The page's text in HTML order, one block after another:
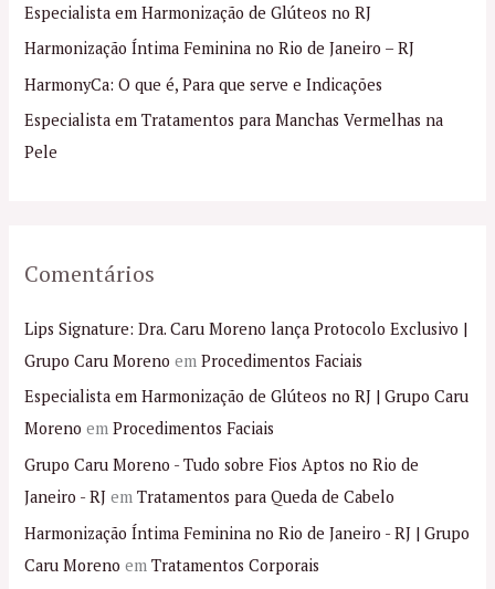
a
r
p
o
r
Especialista em Harmonização de Glúteos no RJ
Harmonização Íntima Feminina no Rio de Janeiro – RJ
HarmonyCa: O que é, Para que serve e Indicações
Especialista em Tratamentos para Manchas Vermelhas na
Pele
Comentários
Lips Signature: Dra. Caru Moreno lança Protocolo Exclusivo |
Grupo Caru Moreno emProcedimentos Faciais
Especialista em Harmonização de Glúteos no RJ | Grupo Caru
Moreno emProcedimentos Faciais
Grupo Caru Moreno - Tudo sobre Fios Aptos no Rio de
Janeiro - RJ emTratamentos para Queda de Cabelo
Harmonização Íntima Feminina no Rio de Janeiro - RJ | Grupo
Caru Moreno emTratamentos Corporais